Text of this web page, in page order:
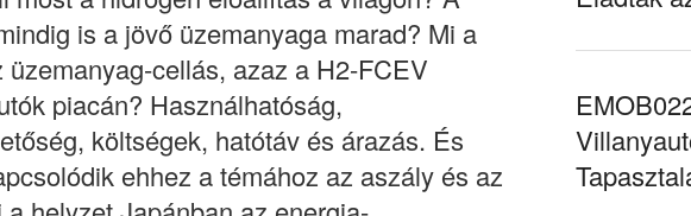
is a jövő üzemanyaga marad? Mi a
üzemanyag-cellás, azaz a H2-FCEV
piacán? Használhatóság,
költségek, hatótáv és árazás. És
ehhez a témához az aszály és az